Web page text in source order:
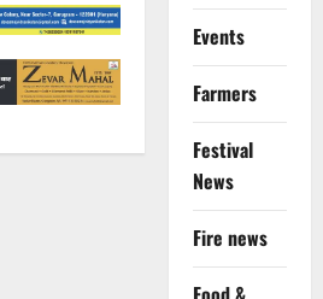
Events
Farmers
Festival
News
Fire news